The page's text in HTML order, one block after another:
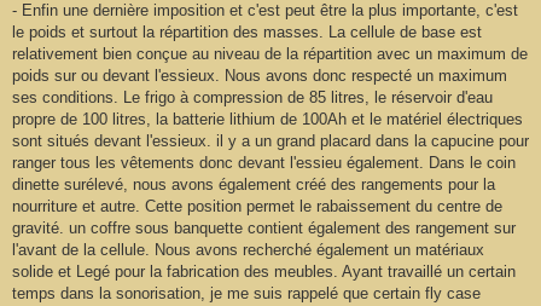
- Enfin une dernière imposition et c'est peut être la plus importante, c'est
le poids et surtout la répartition des masses. La cellule de base est
relativement bien conçue au niveau de la répartition avec un maximum de
poids sur ou devant l'essieux. Nous avons donc respecté un maximum
ses conditions. Le frigo à compression de 85 litres, le réservoir d'eau
propre de 100 litres, la batterie lithium de 100Ah et le matériel électriques
sont situés devant l'essieux. il y a un grand placard dans la capucine pour
ranger tous les vêtements donc devant l'essieu également. Dans le coin
dinette surélevé, nous avons également créé des rangements pour la
nourriture et autre. Cette position permet le rabaissement du centre de
gravité. un coffre sous banquette contient également des rangement sur
l'avant de la cellule. Nous avons recherché également un matériaux
solide et Legé pour la fabrication des meubles. Ayant travaillé un certain
temps dans la sonorisation, je me suis rappelé que certain fly case